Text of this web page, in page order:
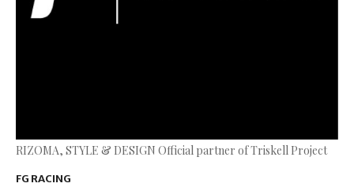
RIZOMA, STYLE & DESIGN Official partner of Triskell Project
FG RACING